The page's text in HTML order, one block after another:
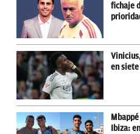
fichaje
en siete
Mbappé
Ibiza: